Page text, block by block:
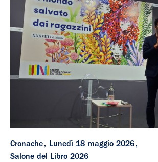
Cronache
Lunedì 18 maggio 2026
Salone del Libro 2026